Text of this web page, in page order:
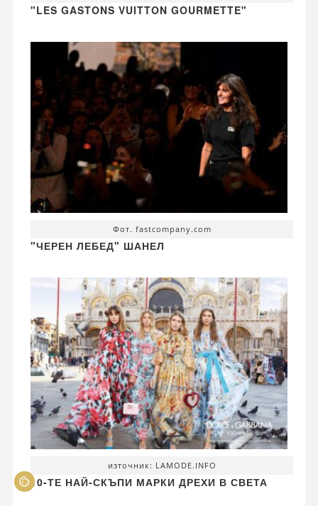
"LES GASTONS VUITTON GOURMETTE"
Фот. fastcompany.com
"ЧЕРЕН ЛЕБЕД" ШАНЕЛ
източник: LAMODE.INFO
10-ТЕ НАЙ-СКЪПИ МАРКИ ДРЕХИ В СВЕТА